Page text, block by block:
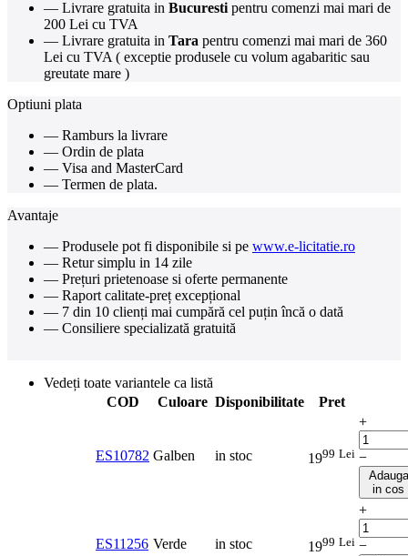
— Livrare gratuita in Bucuresti pentru comenzi mai mari de
200 Lei cu TVA
— Livrare gratuita in Tara pentru comenzi mai mari de 360
Lei cu TVA ( exceptie produsele cu volum agabaritic sau
greutate mare )
Optiuni plata
— Ramburs la livrare
— Ordin de plata
— Visa and MasterCard
— Termen de plata.
Avantaje
— Produsele pot fi disponibile si pe www.e-licitatie.ro
— Retur simplu in 14 zile
— Prețuri prietenoase si oferte permanente
— Raport calitate-preț excepțional
— 7 din 10 clienți mai cumpără cel puțin încă o dată
— Consiliere specializată gratuită
Vedeți toate variantele ca listă
COD
Culoare Disponibilitate Pret
ES10782 Galben in stoc 1999 Lei
+
−
Adauga
in cos
ES11256 Verde in stoc 1999 Lei
+
−